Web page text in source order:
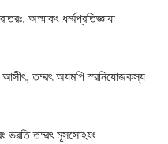
অস্মাকং ধর্ম্মপ্রতিজ্ঞাযা
আসীৎ, তদ্ৱৎ অযমপি স্ৱনিযোজকস্য
ভৱতি তদ্ৱৎ মূসসোঽযং